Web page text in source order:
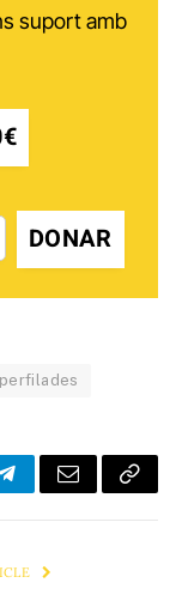
suport amb
DONAR
TelegramEmail Copy